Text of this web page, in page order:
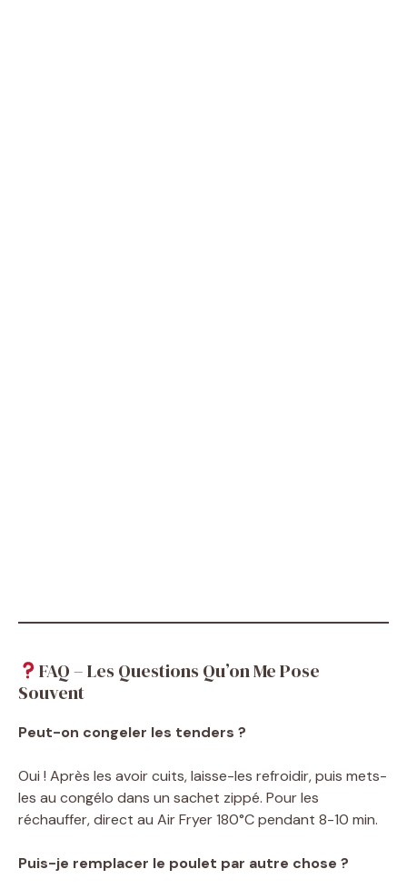
FAQ – Les Questions Qu’on Me Pose
Souvent
Peut-on congeler les tenders ?
Oui ! Après les avoir cuits, laisse-les refroidir, puis mets-
les au congélo dans un sachet zippé. Pour les
réchauffer, direct au Air Fryer 180°C pendant 8-10 min.
Puis-je remplacer le poulet par autre chose ?